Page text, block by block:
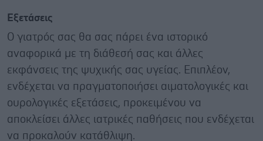
Εξετάσεις
Ο γιατρός σας θα σας πάρει ένα ιστορικό
αναφορικά με τη διάθεσή σας και άλλες
εκφάνσεις της ψυχικής σας υγείας. Επιπλέον,
ενδέχεται να πραγματοποιήσει αιματολογικές και
ουρολογικές εξετάσεις, προκειμένου να
αποκλείσει άλλες ιατρικές παθήσεις που ενδέχεται
να προκαλούν κατάθλιψη.